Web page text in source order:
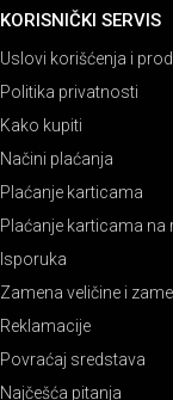
KORISNIČKI SERVIS
Uslovi korišćenja i
Politika privatnosti
Kako kupiti
Načini plaćanja
Plaćanje karticama
Plaćanje karticama na
Isporuka
Zamena veličine i
Reklamacije
Povraćaj sredstava
Najčešća pitanja